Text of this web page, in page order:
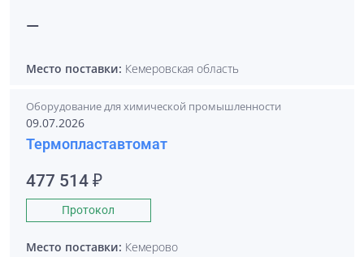
—
Место поставки: Кемеровская область
Оборудование для химической промышленности
09.07.2026
Термопластавтомат
477 514 ₽
Протокол
Место поставки: Кемерово